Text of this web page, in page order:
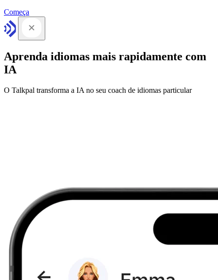
Começa
Aprenda idiomas mais rapidamente com
IA
O Talkpal transforma a IA no seu coach de idiomas particular